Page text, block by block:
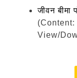
जीवन बीमा
(Content:
View/